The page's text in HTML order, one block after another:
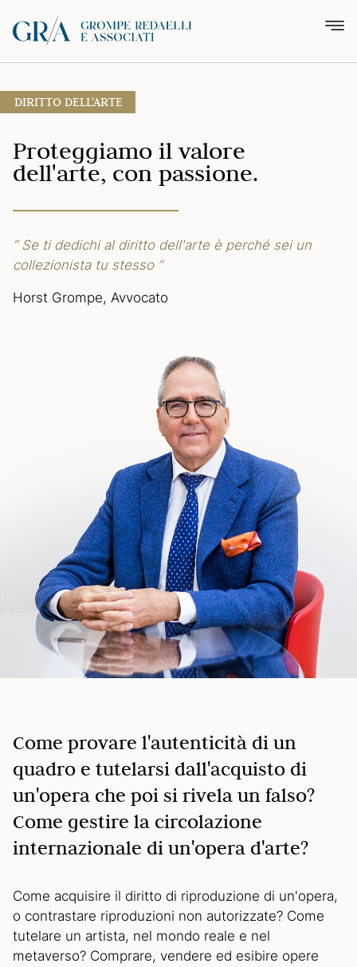
DIRITTO DELL'ARTE
Proteggiamo il valore
dell'arte, con passione.
“ Se ti dedichi al diritto dell'arte è perché sei un
collezionista tu stesso ”
Horst Grompe, Avvocato
Come provare l'autenticità di un
quadro e tutelarsi dall'acquisto di
un'opera che poi si rivela un falso?
Come gestire la circolazione
internazionale di un'opera d'arte?
Come acquisire il diritto di riproduzione di un'opera,
o contrastare riproduzioni non autorizzate? Come
tutelare un artista, nel mondo reale e nel
metaverso? Comprare, vendere ed esibire opere